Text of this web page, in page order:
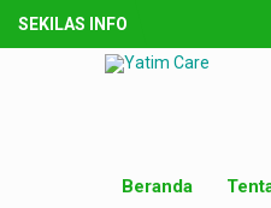
SEKILAS INFO
Beranda